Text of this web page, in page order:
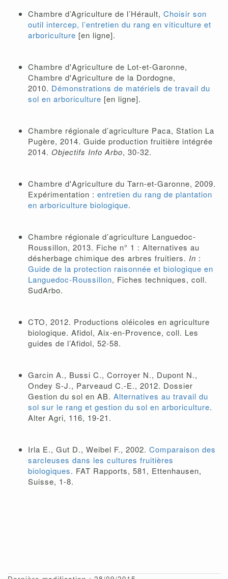
Chambre d’Agriculture de l’Hérault, Choisir son
outil intercep, l’entretien du rang en viticulture et
arboriculture [en ligne].
Chambre d'Agriculture de Lot-et-Garonne,
Chambre d'Agriculture de la Dordogne,
2010. Démonstrations de matériels de travail du
sol en arboriculture [en ligne].
Chambre régionale d’agriculture Paca, Station La
Pugère, 2014. Guide production fruitière intégrée
2014. Objectifs Info Arbo, 30-32.
Chambre d'Agriculture du Tarn-et-Garonne, 2009.
Expérimentation : entretien du rang de plantation
en arboriculture biologique.
Chambre régionale d’agriculture Languedoc-
Roussillon, 2013. Fiche n° 1 : Alternatives au
désherbage chimique des arbres fruitiers. In :
Guide de la protection raisonnée et biologique en
Languedoc-Roussillon, Fiches techniques, coll.
SudArbo.
CTO, 2012. Productions oléicoles en agriculture
biologique. Afidol, Aix-en-Provence, coll. Les
guides de l’Afidol, 52-58.
Garcin A., Bussi C., Corroyer N., Dupont N.,
Ondey S-J., Parveaud C.-E., 2012. Dossier
Gestion du sol en AB. Alternatives au travail du
sol sur le rang et gestion du sol en arboriculture.
Alter Agri, 116, 19-21.
Irla E., Gut D., Weibel F., 2002. Comparaison des
sarcleuses dans les cultures fruitières
biologiques. FAT Rapports, 581, Ettenhausen,
Suisse, 1-8.